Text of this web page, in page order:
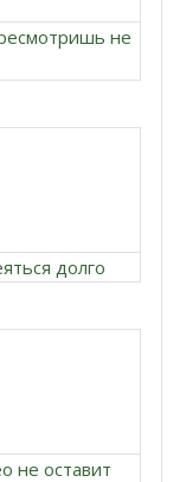
не
долго
не оставит